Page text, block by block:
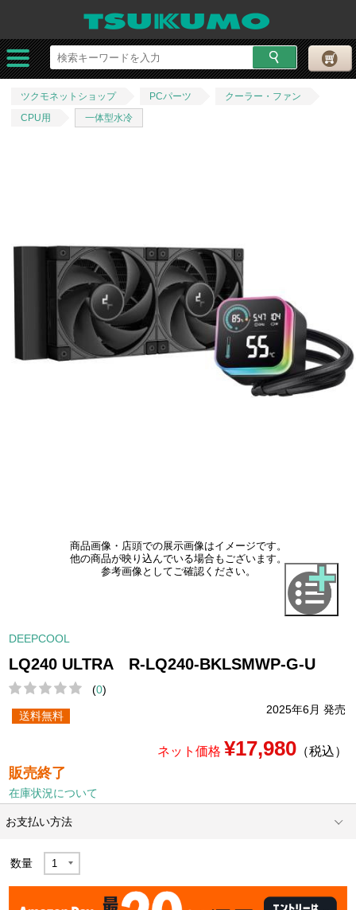
ツクモネットショップ PCパーツ
クーラー・ファン
CPU用
一体型水冷
商品画像・店頭での展示画像はイメージです。
他の商品が映り込んでいる場合もございます。
参考画像としてご確認ください。
DEEPCOOL
LQ240 ULTRA R-LQ240-BKLSMWP-G-U
(0)
2025年6月 発売
送料無料
ネット価格 ¥17,980（税込）
販売終了
在庫状況について
お支払い方法
数量